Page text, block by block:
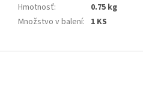
Hmotnosť:
0.75 kg
Množstvo v balení: 1 KS